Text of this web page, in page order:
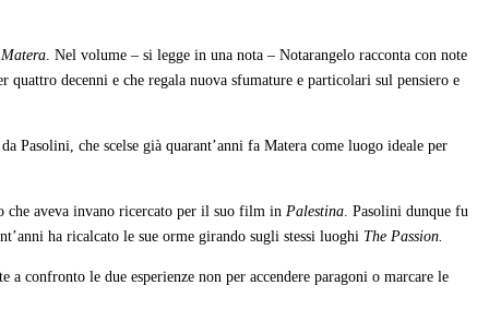
. Nel volume – si legge in una nota – Notarangelo racconta con note
quattro decenni e che regala nuova sfumature e particolari sul pensiero e
Pasolini, che scelse già quarant’anni fa Matera come luogo ideale per
che aveva invano ricercato per il suo film in Palestina. Pasolini dunque fu
ha ricalcato le sue orme girando sugli stessi luoghi The Passion.
a confronto le due esperienze non per accendere paragoni o marcare le